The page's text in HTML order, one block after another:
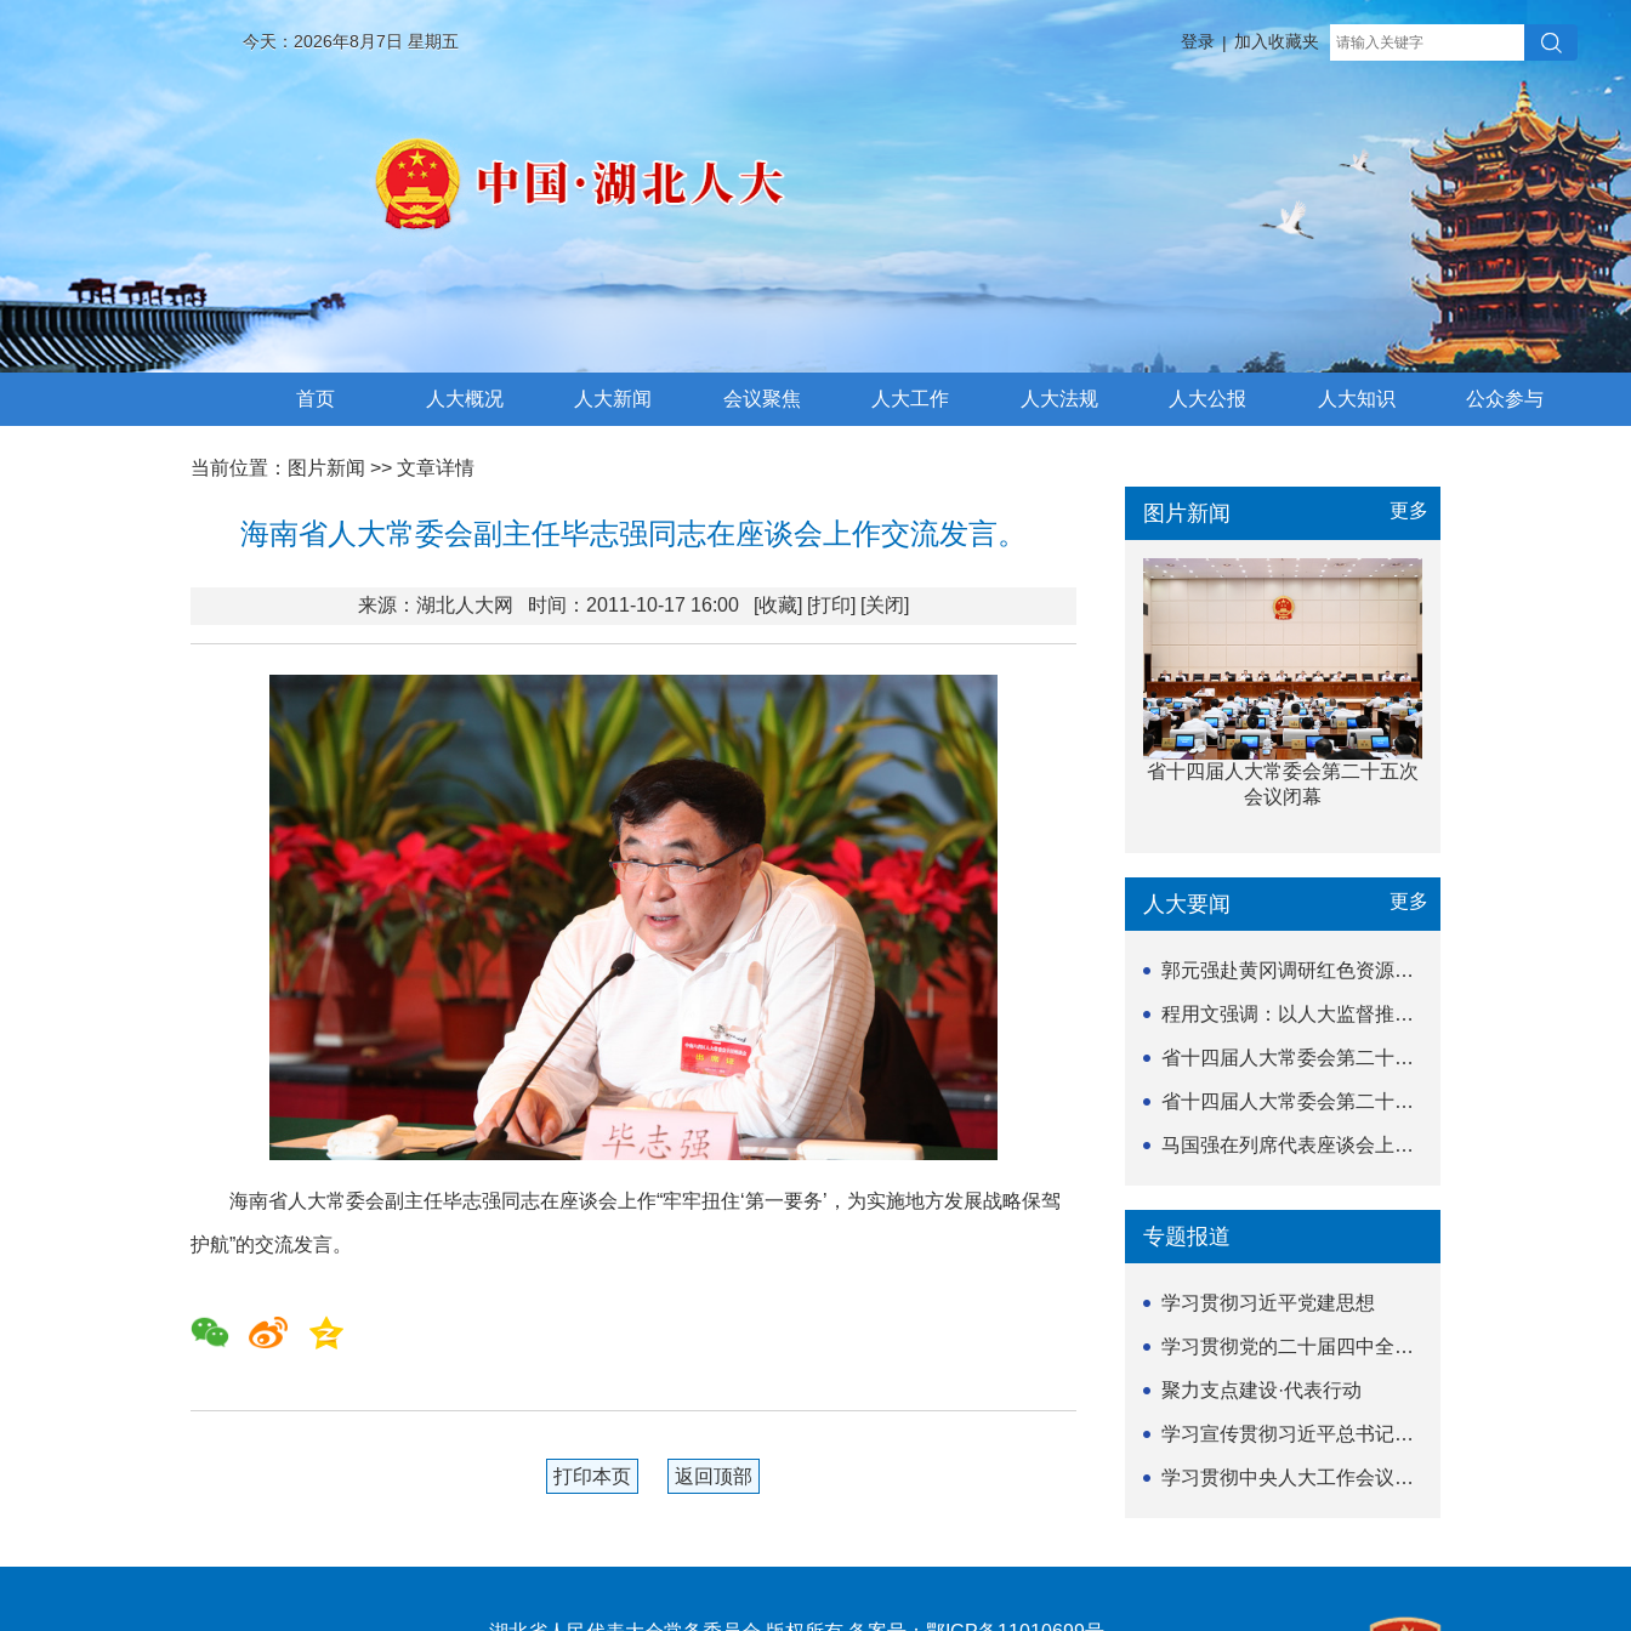
今天：2026年8月7日 星期五 登录 | 加入收藏夹
首页 人大概况 人大新闻 会议聚焦 人大工作 人大法规 人大公报 人大知识 公众参与
当前位置： 图片新闻 >> 文章详情
海南省人大常委会副主任毕志强同志在座谈会上作交流发言。
来源：湖北人大网 时间：2011-10-17 16:00 [收藏] [打印] [关闭]
海南省人大常委会副主任毕志强同志在座谈会上作“牢牢扭住‘第一要务’，为实施地方发展战略保驾
护航”的交流发言。
打印本页 返回顶部
图片新闻 更多
省十四届人大常委会第二十五次
会议闭幕
人大要闻 更多
郭元强赴黄冈调研红色资源保护传承立法等工作
程用文强调：以人大监督推动科技金融高质量发展
省十四届人大常委会第二十五次会议闭幕
省十四届人大常委会第二十五次会议举行
马国强在列席代表座谈会上强调 以精准履职筑牢荆楚...
专题报道
学习贯彻习近平党建思想
学习贯彻党的二十届四中全会精神
聚力支点建设·代表行动
学习宣传贯彻习近平总书记关于坚持
学习贯彻中央人大工作会议精神